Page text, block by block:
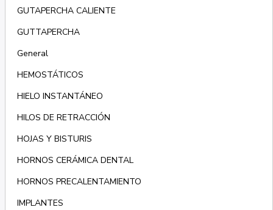
GUTAPERCHA CALIENTE
GUTTAPERCHA
General
HEMOSTÁTICOS
HIELO INSTANTÁNEO
HILOS DE RETRACCIÓN
HOJAS Y BISTURIS
HORNOS CERÁMICA DENTAL
HORNOS PRECALENTAMIENTO
IMPLANTES